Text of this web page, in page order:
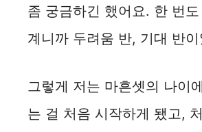
좀 궁금하긴 했어요. 한 번
계니까 두려움 반, 기대 반
그렇게 저는 마흔셋의 나이
는 걸 처음 시작하게 됐고,